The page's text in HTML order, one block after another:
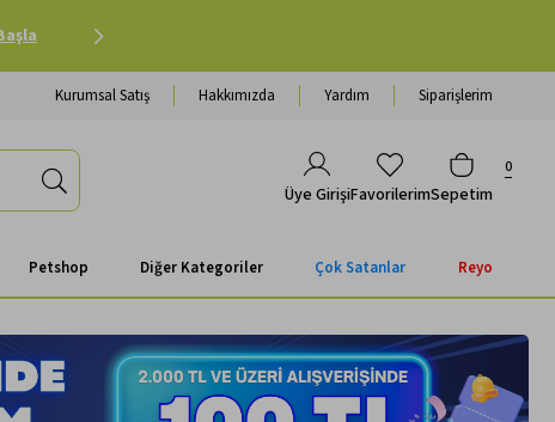
Kurumsal Satış Hakkımızda Yardım Siparişlerim
Üye GirişiFavorilerimSepetim
0
Petshop Diğer Kategoriler Çok Satanlar Reyo